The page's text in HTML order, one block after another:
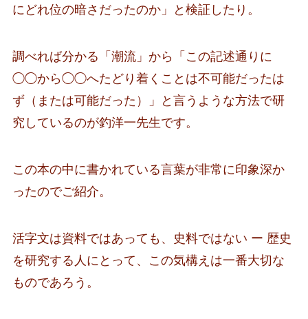
にどれ位の暗さだったのか」と検証したり。
調べれば分かる「潮流」から「この記述通りに
◯◯から◯◯へたどり着くことは不可能だったは
ず（または可能だった）」と言うような方法で研
究しているのが釣洋一先生です。
この本の中に書かれている言葉が非常に印象深か
ったのでご紹介。
活字文は資料ではあっても、史料ではない ー 歴史
を研究する人にとって、この気構えは一番大切な
ものであろう。